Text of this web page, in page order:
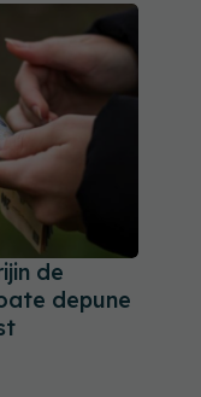
de
depune